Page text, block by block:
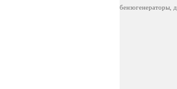
бензогенераторы,